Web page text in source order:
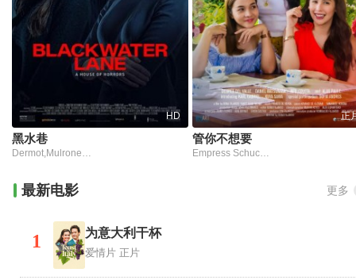
HD
黑水巷
Dermot,Mulroney,Minka,Kelly,MulroneyMinka,KellyMaggie,Grace
正
管你不想要
Empress Schuck,Kristel Fulgar,Andrea Brillantes
最新电影 更多
1 为意大利干杯
爱情片 正片